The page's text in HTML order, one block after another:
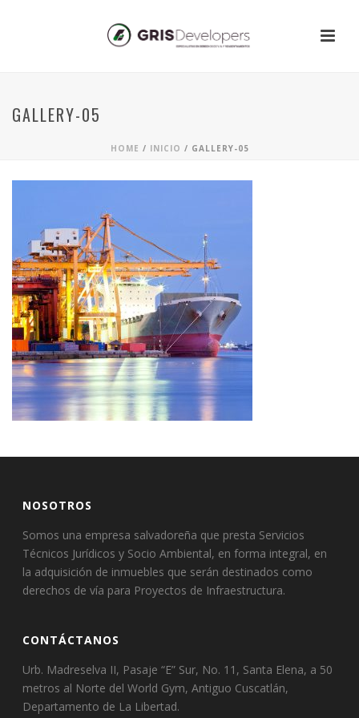
GALLERY-05
HOME / INICIO / GALLERY-05
NOSOTROS
Somos una empresa salvadoreña que presta Servicios
Técnicos Jurídicos y Socio Ambiental, en forma integral, en
la adquisición de inmuebles que serán destinados como
derechos de vía para Proyectos de Infraestructura.
CONTÁCTANOS
Urb. Madreselva II, Pasaje “E” Sur, No. 11, Santa Elena, a 50
metros al Norte del World Gym, Antiguo Cuscatlán,
Departamento de La Libertad.